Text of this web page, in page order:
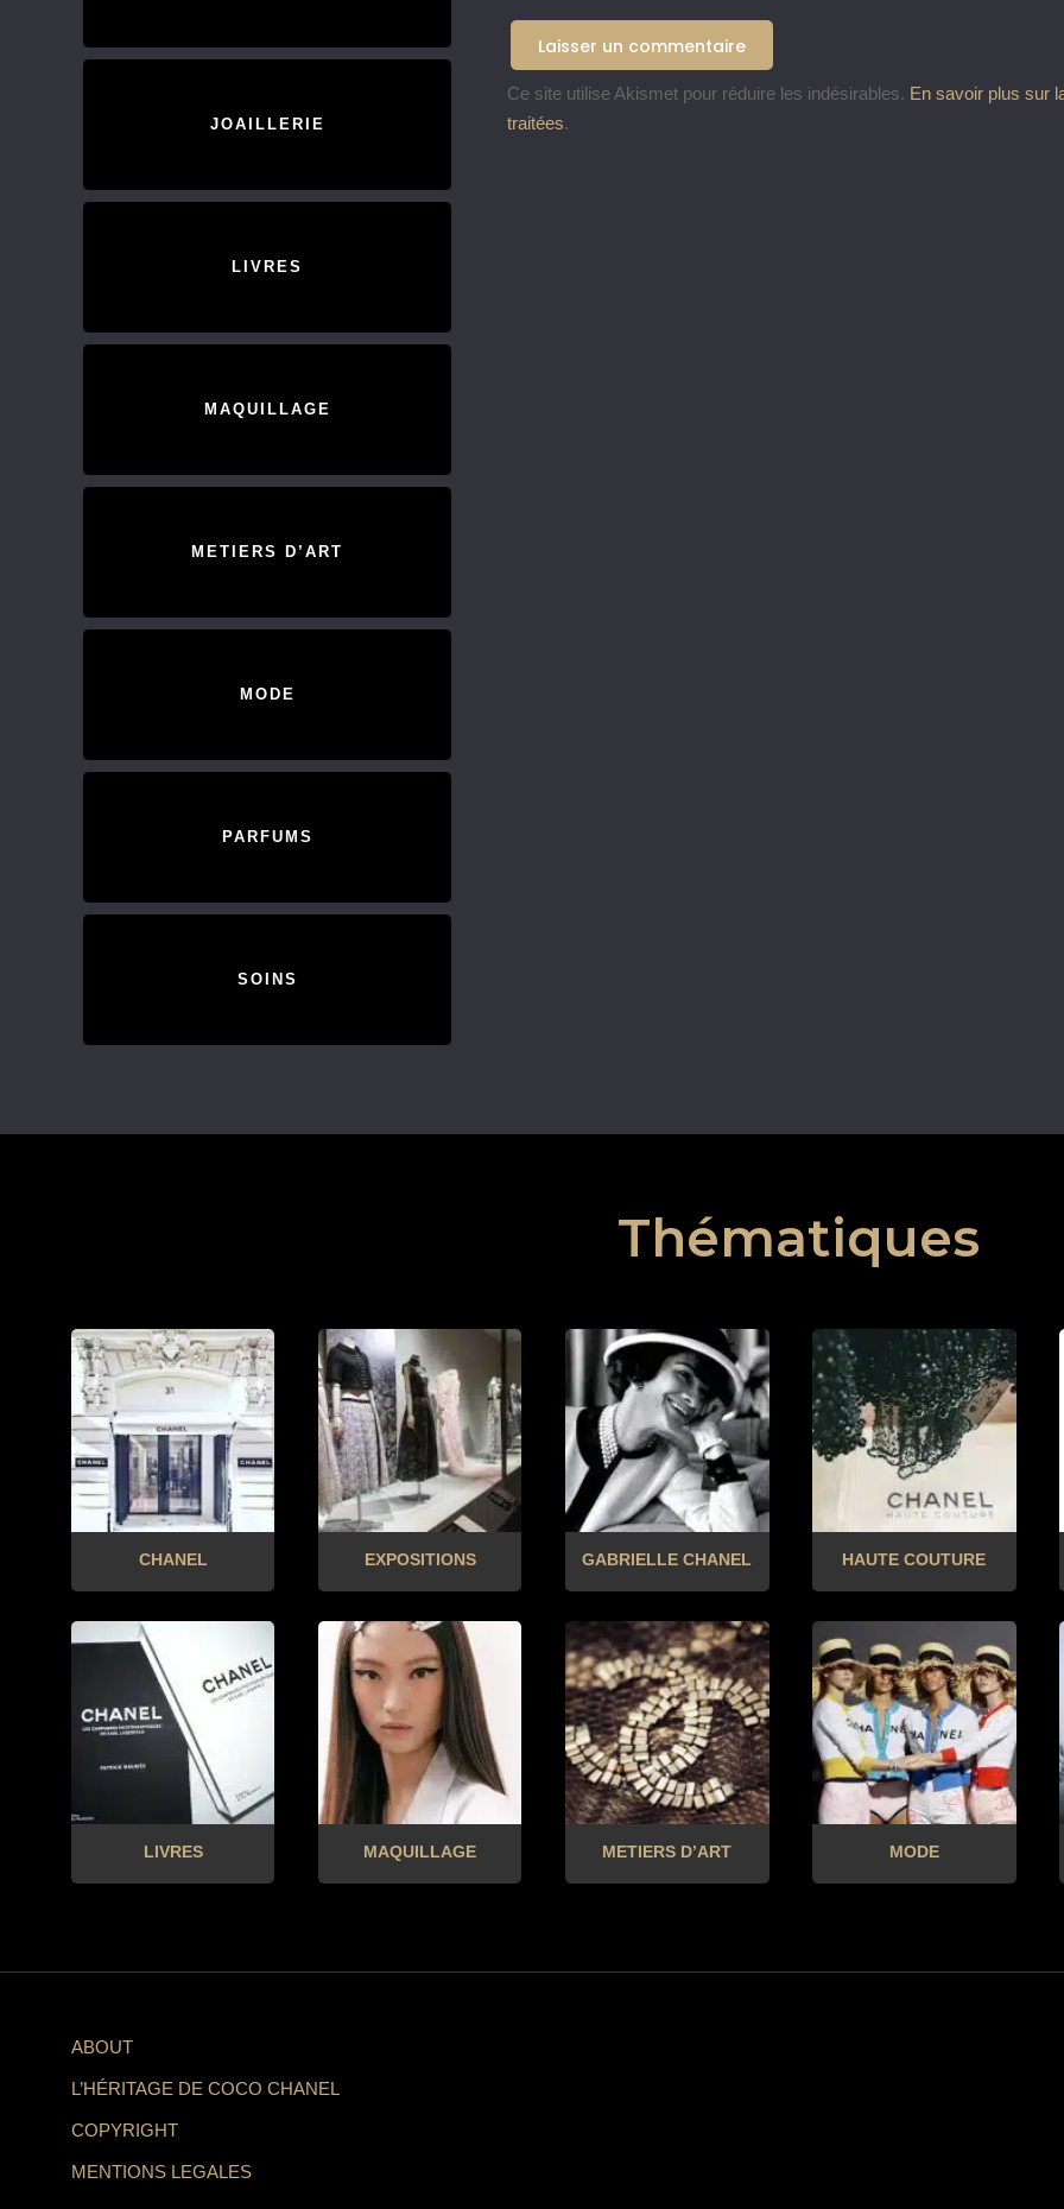
Ce site utilise Akismet pour réduire les indésirables. En savoir plus sur
traitées.
JOAILLERIE
LIVRES
MAQUILLAGE
METIERS D’ART
MODE
PARFUMS
SOINS
Thématiques
CHANEL EXPOSITIONS GABRIELLE CHANEL HAUTE COUTURE
LIVRES MAQUILLAGE METIERS D’ART MODE
ABOUT
L’HÉRITAGE DE COCO CHANEL
COPYRIGHT
MENTIONS LEGALES